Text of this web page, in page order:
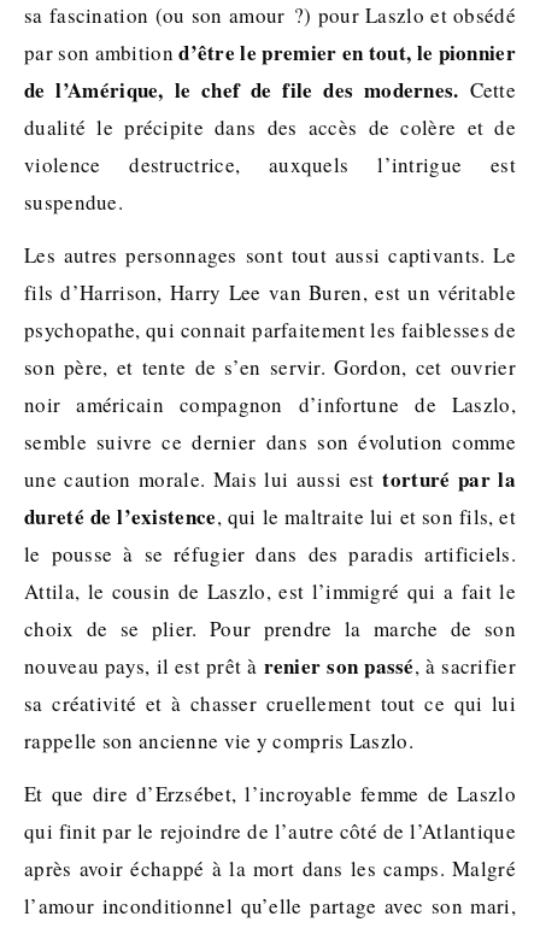
sa fascination (ou son amour ?) pour Laszlo et obsédé
par son ambitiond’être le premier en tout, le pionnier
de l’Amérique, le chef de file des modernes. Cette
dualité le précipite dans des accès de colère et de
violence destructrice, auxquels l’intrigue est
suspendue.
Les autres personnages sont tout aussi captivants. Le
fils d’Harrison, Harry Lee van Buren, est un véritable
psychopathe, qui connait parfaitement les faiblesses de
son père, et tente de s’en servir. Gordon, cet ouvrier
noir américain compagnon d’infortune de Laszlo,
semble suivre ce dernier dans son évolution comme
une caution morale. Mais lui aussi esttorturé par la
dureté de l’existence, qui le maltraite lui et son fils, et
le pousse à se réfugier dans des paradis artificiels.
Attila, le cousin de Laszlo, est l’immigré qui a fait le
choix de se plier. Pour prendre la marche de son
nouveau pays, il est prêt à renier son passé, à sacrifier
sa créativité et à chasser cruellement tout ce qui lui
rappelle son ancienne vie y compris Laszlo.
Et que dire d’Erzsébet, l’incroyable femme de Laszlo
qui finit par le rejoindre de l’autre côté de l’Atlantique
après avoir échappé à la mort dans les camps. Malgré
l’amour inconditionnel qu’elle partage avec son mari,